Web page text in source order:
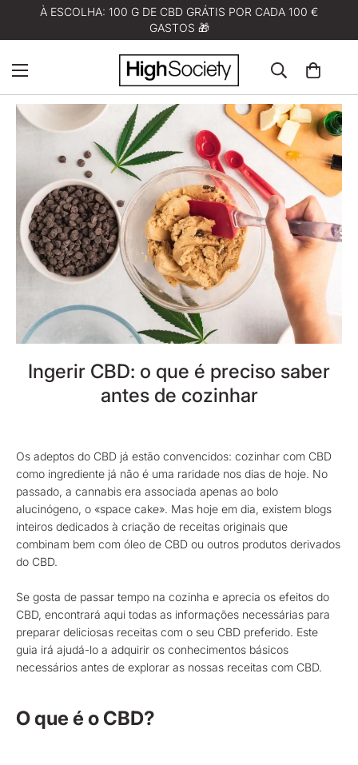
À ESCOLHA: 100 G DE CBD GRÁTIS POR CADA 100 €
GASTOS 🎁
Ingerir CBD: o que é preciso saber
antes de cozinhar
Os adeptos do CBD já estão convencidos: cozinhar com CBD
como ingrediente já não é uma raridade nos dias de hoje. No
passado, a cannabis era associada apenas ao bolo
alucinógeno, o «space cake». Mas hoje em dia, existem blogs
inteiros dedicados à criação de receitas originais que
combinam bem com óleo de CBD ou outros produtos derivados
do CBD.
Se gosta de passar tempo na cozinha e aprecia os efeitos do
CBD, encontrará aqui todas as informações necessárias para
preparar deliciosas receitas com o seu CBD preferido. Este
guia irá ajudá-lo a adquirir os conhecimentos básicos
necessários antes de explorar as nossas receitas com CBD.
O que é o CBD?